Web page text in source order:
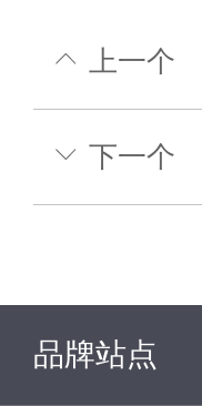
上一个
下一个
品牌站点